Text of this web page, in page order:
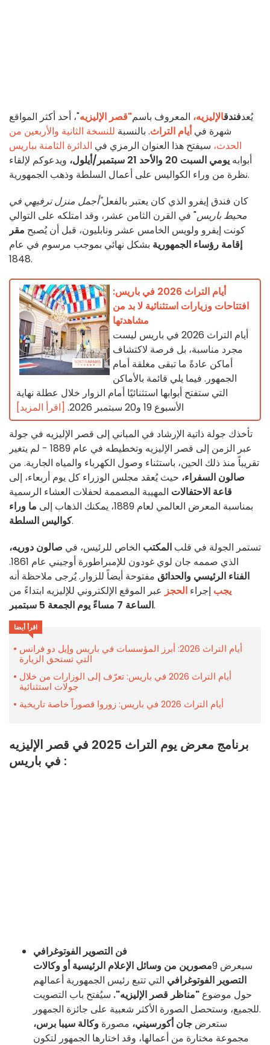
يُعدفندقالإليزيه، المعروف باسم"قصر الإليزيه"، أحد أكثر المواقع
شهرة فيأيام التراث. بالنسبة للنسخة الثانية والأربعين من
الحدث، سيفتح هذا العنوان الرمزي في الدائرة الثامنة بباريس
أبوابهيومي السبت 20 والأحد 21 سبتمبر/أيلول،
ويدعوكم لإلقاء
نظرة من وراء الكواليس على أعمال السلطة وذهب الجمهورية.
كان فندق إيفرو الذي كان يعتبر بالفعل"أجمل منزل ترفيهي في
محيط باريس" في القرن الثامن عشر، وقد امتلكه على التوالي
كونت إيفرو ولويس الخامس عشر ونابليون، قبل أن يُصبح مقر
إقامة رؤساء الجمهورية بشكل نهائي بموجب مرسوم في عام
1848.
أيام التراث 2026 في باريس:
افتتاحات وزيارات استثنائية لا بد من
مشاهدتها
أيام التراث 2026 في باريس ليست
مجرد مناسبة، بل فرصة لاكتشاف
أماكن عادةً ما تبقى مغلقة أمام
الجمهور. فيما يلي قائمة بالأماكن
التي ستفتح أبوابها استثنائيًا أمام الزوار خلال عطلة نهاية
الأسبوع 19 و20 سبتمبر 2026.
[اقرأ المزيد]
تأخذك جولة ذاتية الإرشاد في المباني إلى قصر الإليزيه في جولة
عبر الزمن إلى قصر الإليزيه وتخطيطه في عام 1889 - لم يتغير
تقريباً منذ ذلك الحين، باستثناء وصول الكهرباء والمياه الجارية. من
صالون السفراء، حيث يُعقد مجلس الوزراء كل يوم أربعاء، إلى
قاعة الاحتفالات المهيبة المصممة لحفلات العشاء الرسمية
بمناسبة المعرض العالمي لعام 1889، يمكنك الذهاب إلى
ما وراء
كواليس السلطة.
تستمر الجولة في قلب المكتب الخاص للرئيس، في صالون دوريه،
الذي صممه جان لوي غودون للإمبراطورة أوجيني عام 1861.
الفناء الرئيسي والحدائق مفتوحة أيضاً للزوار. يُرجى ملاحظة أنه
يجب إجراء الحجز عبر الموقع الإلكتروني للإليزيه ابتداءً من
الساعة 7 مساءً يوم الجمعة 5 سبتمبر.
اقرأ أيضا
أيام التراث 2026: أبرز المؤسسات في باريس وإيل دو فرانس
التي تستحق الزيارة
أيام التراث 2026 في باريس: تعرّف إلى الوزارات من خلال
جولات استثنائية
أيام التراث 2026 في باريس: زوروا قصوراً خاصة تاريخية
برنامج معرض يوم التراث 2025 في قصر الإليزيه
في باريس :
فن التصوير الفوتوغرافي
سيعرض 9
مصورين من وسائل الإعلام الرئيسية أو وكالات
التصوير الفوتوغرافي التي تتبع رئيس الجمهورية أعمالهم
حول موضوع "مناظر قصر الإليزيه". سيُفتح باب التصويت
للجميع، وستحصل الصورة الأكثر شعبية على جائزة الجمهور.
ستعرض جان أكورسيني، مصورة وكالة سيبا برس،
مجموعة مختارة من أعمالها، وقد اختارها الجمهور لتكون